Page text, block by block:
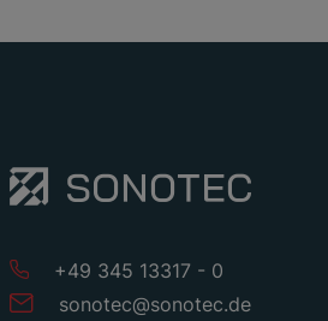
+49 345 13317 - 0
sonotec@sonotec.de